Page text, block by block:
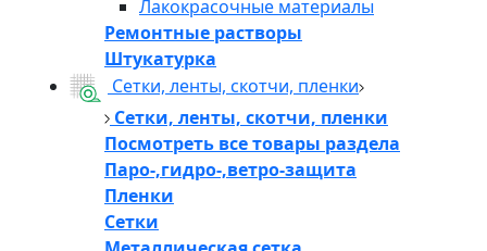
Лакокрасочные материалы
Ремонтные растворы
Штукатурка
Сетки, ленты, скотчи, пленки
Сетки, ленты, скотчи, пленки
Посмотреть все товары раздела
Паро-,гидро-,ветро-защита
Пленки
Сетки